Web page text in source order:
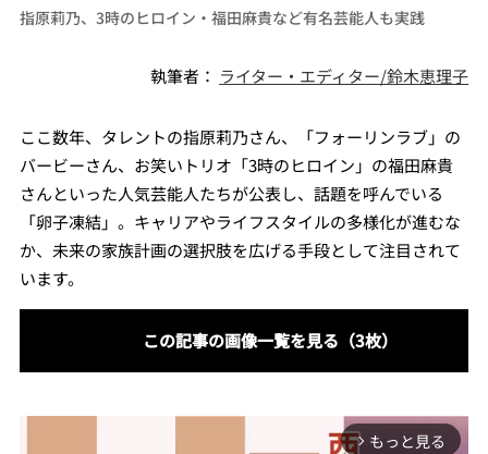
指原莉乃、3時のヒロイン・福田麻貴など有名芸能人も実践
執筆者： ライター・エディター/鈴木恵理子
ここ数年、タレントの指原莉乃さん、「フォーリンラブ」の
バービーさん、お笑いトリオ「3時のヒロイン」の福田麻貴
さんといった人気芸能人たちが公表し、話題を呼んでいる
「卵子凍結」。キャリアやライフスタイルの多様化が進むな
か、未来の家族計画の選択肢を広げる手段として注目されて
います。
この記事の画像一覧を見る（3枚）
arrow_forward_ios もっと見る